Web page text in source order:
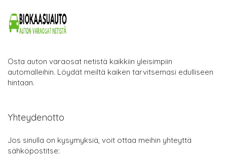
Osta auton varaosat netistä kaikkiin yleisimpiin
automalleihin. Löydät meiltä kaiken tarvitsemasi edulliseen
hintaan.
Yhteydenotto
Jos sinulla on kysymyksiä, voit ottaa meihin yhteyttä
sähköpostitse: